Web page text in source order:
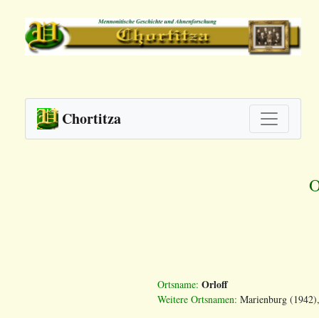
Chortitza
Ortsname: Orloff
Weitere Ortsnamen: Marienburg